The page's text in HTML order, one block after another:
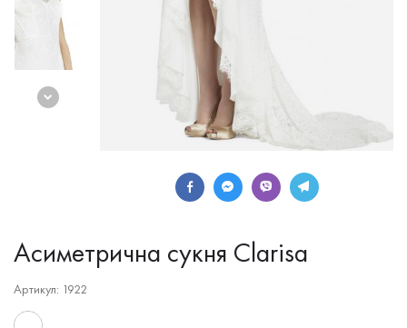
Асиметрична сукня Clarisa
Артикул: 1922